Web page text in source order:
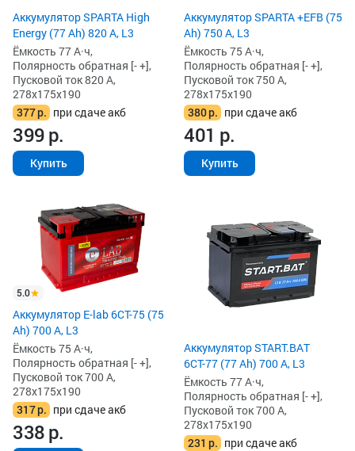
Аккумулятор SPARTA High
Energy (77 Ah) 820 А, L3
Ёмкость 77 А·ч,
Полярность обратная [- +],
Пусковой ток 820 А,
278x175x190
377р. при сдаче акб
399р.
Купить
Аккумулятор SPARTA +EFB (75
Ah) 750 А, L3
Ёмкость 75 А·ч,
Полярность обратная [- +],
Пусковой ток 750 А,
278x175x190
380р. при сдаче акб
401 р.
Купить
5.0
Аккумулятор E-lab 6СТ-75 (75
Ah) 700 А, L3
Ёмкость 75 А·ч,
Полярность обратная [- +],
Пусковой ток 700 А,
278x175x190
317р. при сдаче акб
338р.
Аккумулятор START.BAT
6СТ-77 (77 Ah) 700 А, L3
Ёмкость 77 А·ч,
Полярность обратная [- +],
Пусковой ток 700 А,
278x175x190
231 р. при сдаче акб